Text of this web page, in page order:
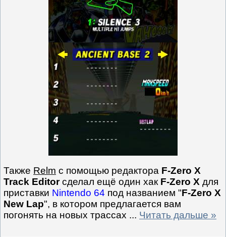
Также Relm с помощью редактора F-Zero X
Track Editorсделал ещё один хак F-Zero X для
приставки Nintendo 64 под названием "F-Zero X
New Lap", в котором предлагается вам
погонять на новых трассах ... Читать дальше »